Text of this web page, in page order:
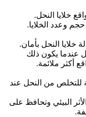
خلايا النحل.
وعدد الخلايا.
النحل بأمان.
عندما يكون ذلك
أكثر ملائمة.
للتخلص من النحل عند
البيئي وتحافظ على